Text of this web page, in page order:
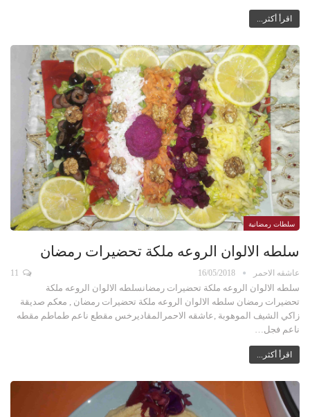
اقرأ أكثر...
سلطات رمضانية
سلطه الالوان الروعه ملكة تحضيرات رمضان
عاشقه الاحمر 16/05/2018
سلطه الالوان الروعه ملكة تحضيرات رمضانسلطه الالوان الروعه ملكة
تحضيرات رمضان سلطه الالوان الروعه ملكة تحضيرات رمضان , معكم صديقة
زاكي الشيف الموهوبة ,عاشقه الاحمرالمقاديرخس مقطع ناعم طماطم مقطه
ناعم فجل…
اقرأ أكثر...